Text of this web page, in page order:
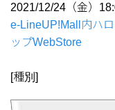
2021/12/24（金）
e-LineUP!Mall内ハ
ップWebStore
[種別]